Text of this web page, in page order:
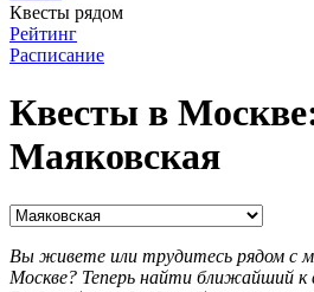
Квесты рядом
Рейтинг
Расписание
Квесты в
Маяковская
Вы живете или трудитесь рядом c
Москве? Теперь найти ближайший к